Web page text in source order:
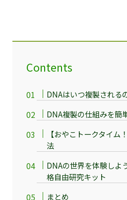
Contents
DNAはいつ複製される
DNA複製の仕組みを簡
【おやこトークタイム
法
DNAの世界を体験しよ
格自由研究キット
まとめ